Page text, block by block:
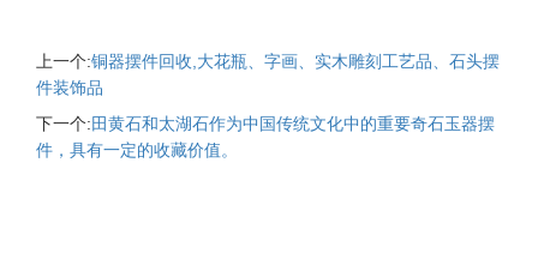
上一个:铜器摆件回收,大花瓶、字画、实木雕刻工艺品、石头摆
件装饰品
下一个:田黄石和太湖石作为中国传统文化中的重要奇石玉器摆
件，具有一定的收藏价值。